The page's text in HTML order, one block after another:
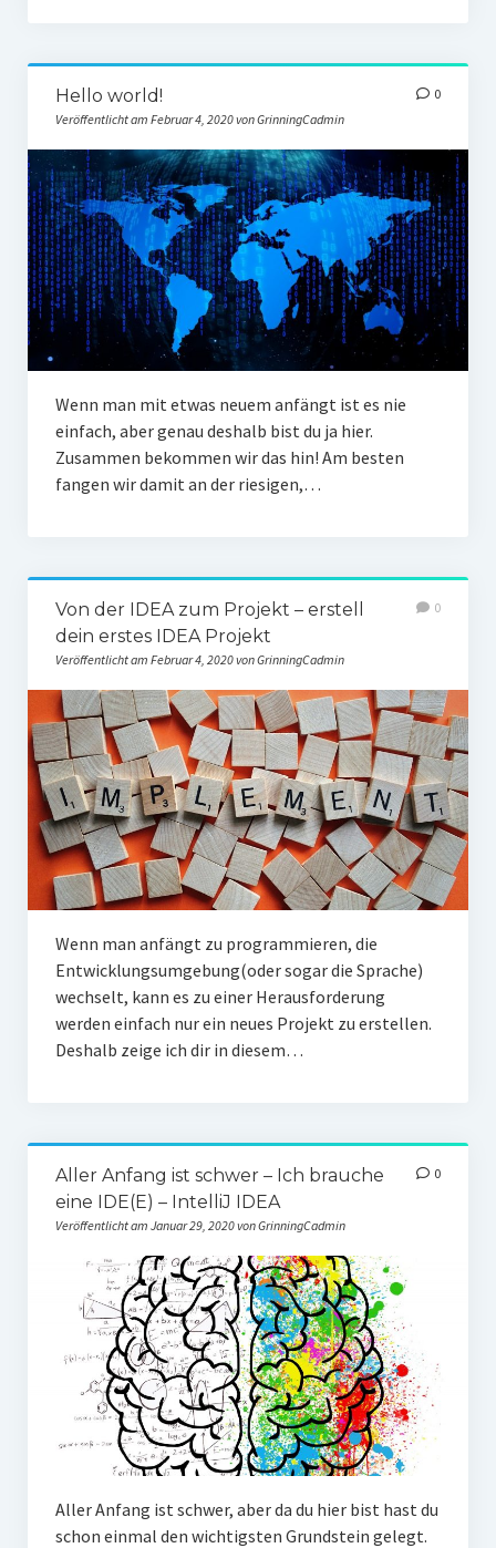
Hello world!
Veröffentlicht am Februar 4, 2020 von GrinningCadmin
0
Wenn man mit etwas neuem anfängt ist es nie
einfach, aber genau deshalb bist du ja hier.
Zusammen bekommen wir das hin! Am besten
fangen wir damit an der riesigen,…
Von der IDEA zum Projekt – erstell
dein erstes IDEA Projekt
Veröffentlicht am Februar 4, 2020 von GrinningCadmin
0
Wenn man anfängt zu programmieren, die
Entwicklungsumgebung(oder sogar die Sprache)
wechselt, kann es zu einer Herausforderung
werden einfach nur ein neues Projekt zu erstellen.
Deshalb zeige ich dir in diesem…
Aller Anfang ist schwer – Ich brauche
eine IDE(E) – IntelliJ IDEA
Veröffentlicht am Januar 29, 2020 von GrinningCadmin
0
Aller Anfang ist schwer, aber da du hier bist hast du
schon einmal den wichtigsten Grundstein gelegt.